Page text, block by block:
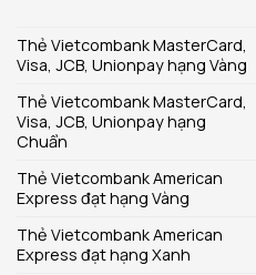
Thẻ Vietcombank MasterCard,
Visa, JCB, Unionpay hạng Vàng
Thẻ Vietcombank MasterCard,
Visa, JCB, Unionpay hạng
Chuẩn
Thẻ Vietcombank American
Express đạt hạng Vàng
Thẻ Vietcombank American
Express đạt hạng Xanh